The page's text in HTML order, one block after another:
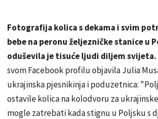
Fotografija kolica s dekama i svim
bebe na peronu željezničke stanice u
oduševila je tisuće ljudi diljem svijeta.
svom Facebook profilu objavila Julia
ukrajinska pjesnikinja i poduzetnica:
ostavile kolica na kolodvoru za
mogle zatrebati kada stignu u Poljsku s